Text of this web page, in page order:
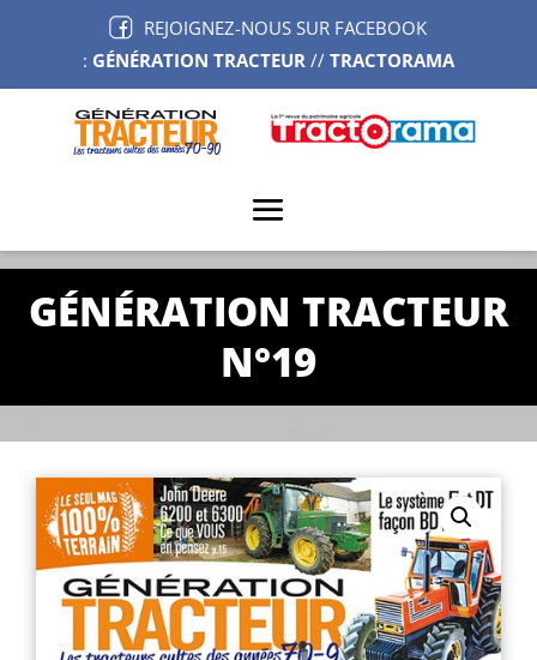
REJOIGNEZ-NOUS SUR FACEBOOK
: GÉNÉRATION TRACTEUR// TRACTORAMA
GÉNÉRATION TRACTEUR
N°19